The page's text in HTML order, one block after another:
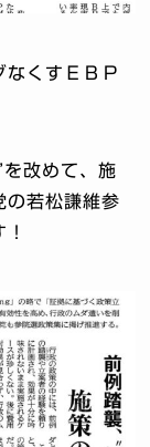
なくすＥＢＰ
を改めて、施
の若松謙維参